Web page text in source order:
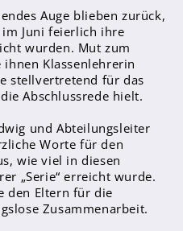
Auge blieben zurück,
Juni feierlich ihre
wurden. Mut zum
ihnen Klassenlehrerin
stellvertretend für das
Abschlussrede hielt.
und Abteilungsleiter
Worte für den
wie viel in diesen
„Serie“ erreicht wurde.
den Eltern für die
Zusammenarbeit.